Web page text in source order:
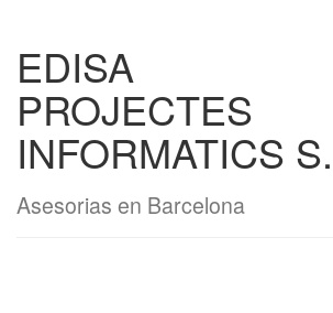
EDISA
PROJECTES
INFORMATICS
Asesorias en Barcelona